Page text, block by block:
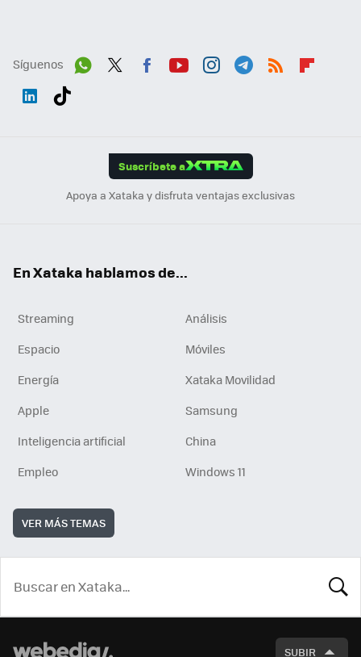
Síguenos
Suscríbete a
Apoya a Xataka y disfruta ventajas exclusivas
En Xataka hablamos de...
Streaming
Análisis
Espacio
Móviles
Energía
Xataka Movilidad
Apple
Samsung
Inteligencia artificial
China
Empleo
Windows 11
VER MÁS TEMAS
SUBIR